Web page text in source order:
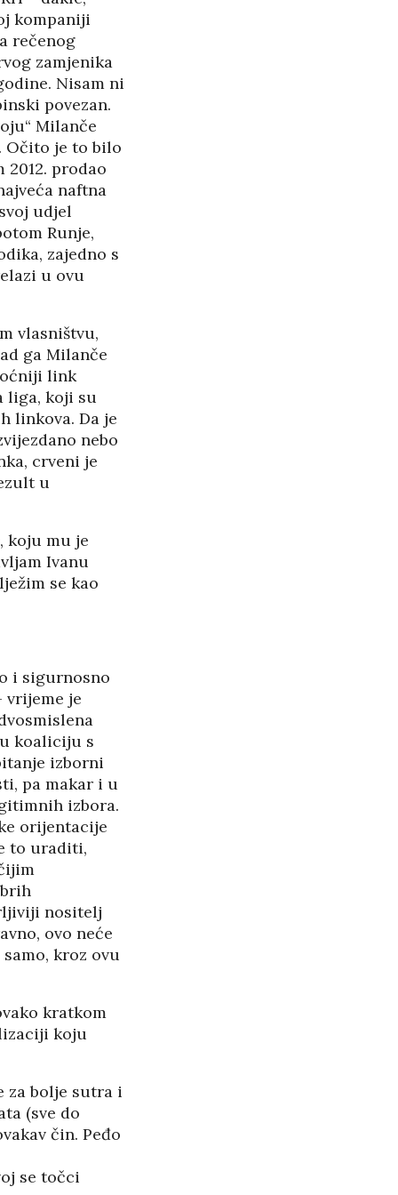
kompaniji
rečenog
zamjenika
Nisam ni
povezan.
Milanče
Očito je to bilo
prodao
naftna
udjel
Runje,
zajedno s
u ovu
vlasništvu,
ga Milanče
link
liga, koji su
linkova. Da je
nebo
crveni je
u
koju mu je
Ivanu
se kao
i sigurnosno
vrijeme je
koaliciju s
izborni
pa makar i u
izbora.
orijentacije
to uraditi,
nositelj
ovo neće
kroz ovu
kratkom
koju
za bolje sutra i
(sve do
čin. Peđo
se točci